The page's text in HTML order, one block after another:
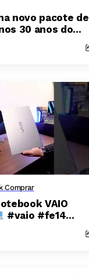
novo pacote de
30 anos do
Comprar
VAIO
#vaio #fe14